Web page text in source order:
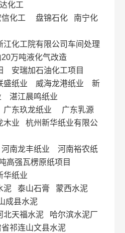
化工
化工 盘锦石化 南宁化
工院有限公司车间处理
万吨液化气改造
瑞加石油化工项目
纸业 威海龙港纸业 新
湛江晨鸣纸业
东玖龙纸业 广东乳源
业 杭州新华纸业有限公
南龙丰纸业 河南裕农纸
强瓦楞原纸项目
纸业
泰山石膏 蒙西水泥
成县水泥
天福水泥 哈尔滨水泥厂
祁连山文县水泥